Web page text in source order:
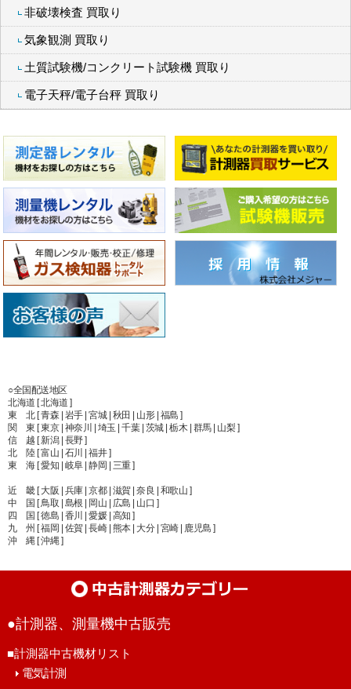
非破壊検査 買取り
気象観測 買取り
土質試験機/コンクリート試験機 買取り
電子天秤/電子台秤 買取り
○全国配送地区
北海道 [ 北海道 ]
東 北 [ 青森 | 岩手 | 宮城 | 秋田 | 山形 | 福島 ]
関 東 [ 東京 | 神奈川 | 埼玉 | 千葉 | 茨城 | 栃木 | 群馬 | 山梨 ]
信 越 [ 新潟 | 長野 ]
北 陸 [ 富山 | 石川 | 福井 ]
東 海 [ 愛知 | 岐阜 | 静岡 | 三重 ]
近 畿 [ 大阪 | 兵庫 | 京都 | 滋賀 | 奈良 | 和歌山 ]
中 国 [ 鳥取 | 島根 | 岡山 | 広島 | 山口 ]
四 国 [ 徳島 | 香川 | 愛媛 | 高知 ]
九 州 [ 福岡 | 佐賀 | 長崎 | 熊本 | 大分 | 宮崎 | 鹿児島 ]
沖 縄 [ 沖縄 ]
●計測器、測量機中古販売
■計測器中古機材リスト
電気計測